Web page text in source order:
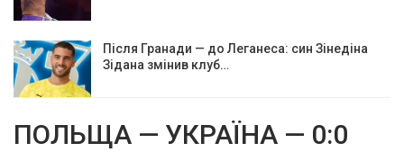
Після Гранади — до Леганеса: син Зінедіна
Зідана змінив клуб…
ПОЛЬЩА — УКРАЇНА — 0:0